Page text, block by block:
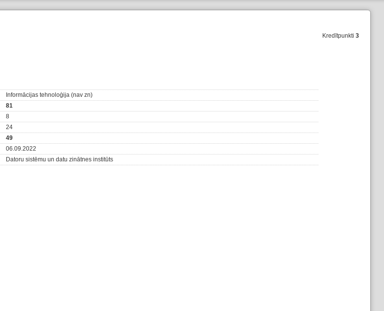
Kredītpunkti3
Informācijas tehnoloģija (nav zn)
81
8
24
49
06.09.2022
Datoru sistēmu un datu zinātnes institūts